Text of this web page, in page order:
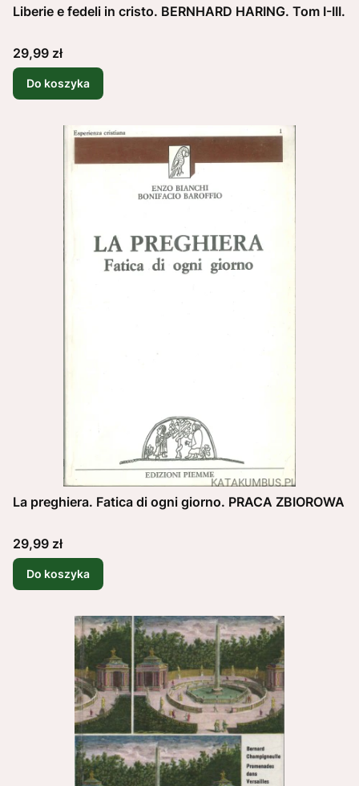
Liberie e fedeli in cristo. BERNHARD HARING. Tom I-III.
Cena
29,99 zł
Do koszyka
La preghiera. Fatica di ogni giorno. PRACA ZBIOROWA
Cena
29,99 zł
Do koszyka